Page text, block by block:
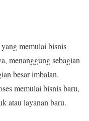
memulai bisnis
menanggung sebagian
besar imbalan.
memulai bisnis baru,
atau layanan baru.